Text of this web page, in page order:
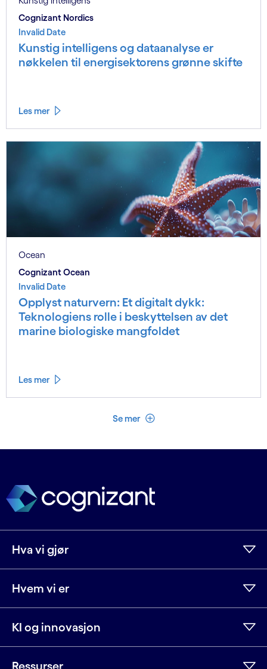
Cognizant Nordics
Invalid Date
Kunstig intelligens og dataanalyse er
nøkkelen til energisektorens grønne skifte
Les mer
Ocean
Cognizant Ocean
Invalid Date
Opplyst naturvern: Et digitalt dykk:
Teknologiens rolle i beskyttelsen av det
marine biologiske mangfoldet
Les mer
Se mer Se mindre
Hva vi gjør
Hvem vi er
KI og innovasjon
Ressurser